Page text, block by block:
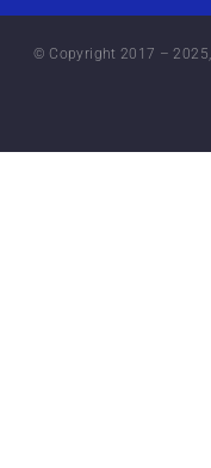
© Copyright 2017 – 2025,